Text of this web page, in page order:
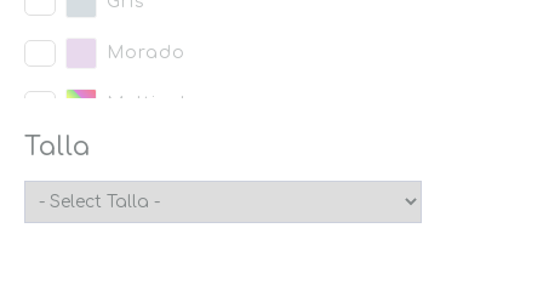
Morado
Multicolor
Negro
Talla